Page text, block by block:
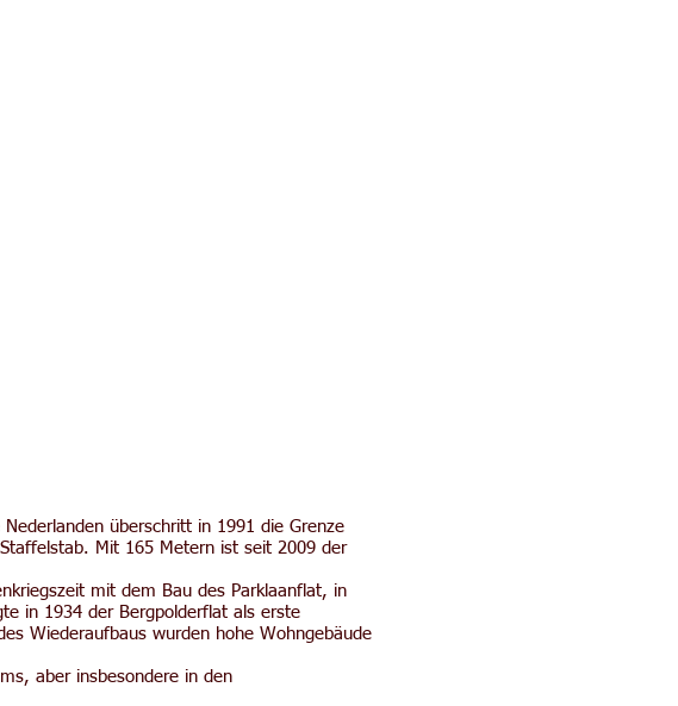
überschritt in 1991 die Grenze
Mit 165 Metern ist seit 2009 der
mit dem Bau des Parklaanflat, in
in 1934 der Bergpolderflat als erste
Wiederaufbaus wurden hohe Wohngebäude
aber insbesondere in den